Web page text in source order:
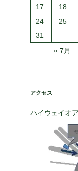
17
18
24
25
31
« 7月
アクセス
ハイウェイオ